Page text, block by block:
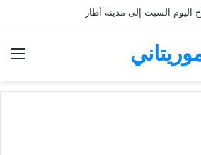
السبت إلى مدينة أطار